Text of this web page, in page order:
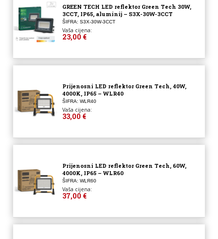
GREEN TECH LED reflektor Green Tech 30W,
3CCT, IP65, aluminij – S3X-30W-3CCT
ŠIFRA: S3X-30W-3CCT
Vaša cijena:
23,00 €
Prijenosni LED reflektor Green Tech, 40W,
4000K, IP65 – WLR40
ŠIFRA: WLR40
Vaša cijena:
33,00 €
Prijenosni LED reflektor Green Tech, 60W,
4000K, IP65 – WLR60
ŠIFRA: WLR60
Vaša cijena:
37,00 €